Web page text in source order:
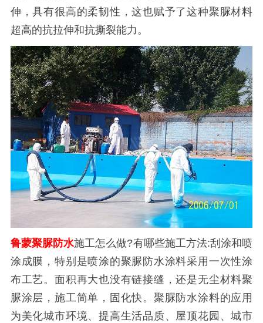
伸，具有很高的柔韧性，这也赋予了这种聚脲材料
超高的抗拉伸和抗撕裂能力。
鲁蒙聚脲防水施工怎么做?有哪些施工方法:刮涂和喷
涂成膜，特别是喷涂的聚脲防水涂料采用一次性涂
布工艺。面积再大也没有链接缝，还是无尘材料聚
脲涂层，施工简单，固化快。聚脲防水涂料的应用
为美化城市环境、提高生活品质、屋顶花园、城市